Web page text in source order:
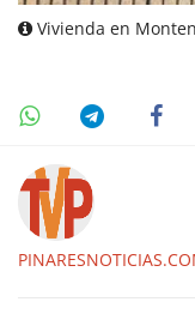
Vivienda en